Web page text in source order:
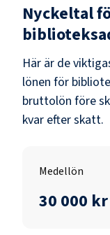
Nyckeltal
Här är de
lönen för
bruttolön före
kvar efter skatt.
Medellön
30 000 kr